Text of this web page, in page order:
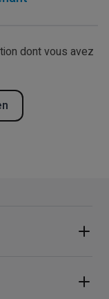
dont vous avez